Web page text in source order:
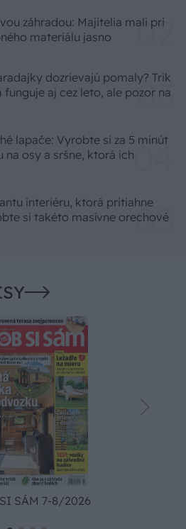
záhradou: Majitelia mali pri
materiálu jasno
dozrievajú pomaly? Trik
aj cez leto, ale pozor na
lapače: Vyrobte si za 5 minút
na osy a sršne, ktorá ich
interiéru, ktorá pritiahne
si takéto masívne orechové
SÁM 7-8/2026